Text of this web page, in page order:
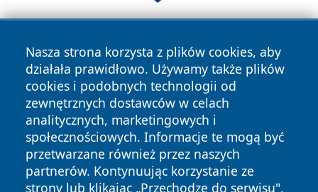
Nasza strona korzysta z plików cookies, aby
działała prawidłowo. Używamy także plików
cookies i podobnych technologii od
zewnętrznych dostawców w celach
analitycznych, marketingowych i
społecznościowych. Informacje te mogą być
przetwarzane również przez naszych
partnerów. Kontynuując korzystanie ze
strony lub klikając „Przechodzę do serwisu",
Copyright © 2026 irybnik.pl Wszystkie prawa zastrzeżone.
News Autorzy
Polityka
Prywatności
Polityka
Cookies